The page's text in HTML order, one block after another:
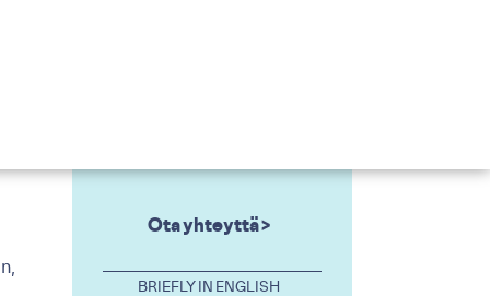
BRIEFLY IN ENGLISH
Ota yhteyttä >